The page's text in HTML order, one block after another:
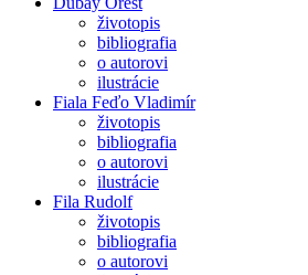
životopis
bibliografia
o autorovi
ilustrácie
Fiala Feďo Vladimír
životopis
bibliografia
o autorovi
ilustrácie
Fila Rudolf
životopis
bibliografia
o autorovi